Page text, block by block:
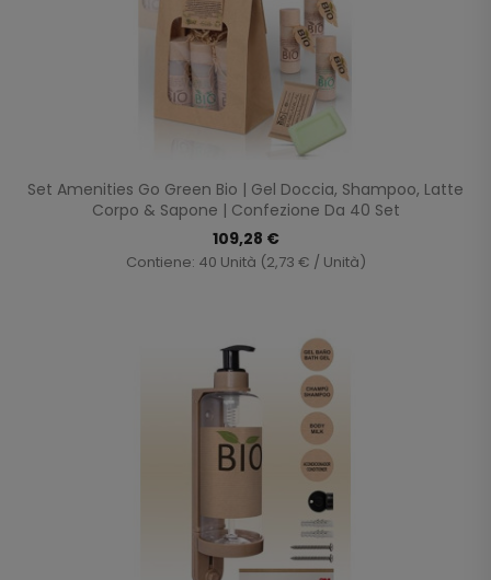
Set Amenities Go Green Bio | Gel Doccia, Shampoo, Latte
Corpo & Sapone | Confezione Da 40 Set
109,28 €
Contiene: 40 Unità (2,73 € / Unità)